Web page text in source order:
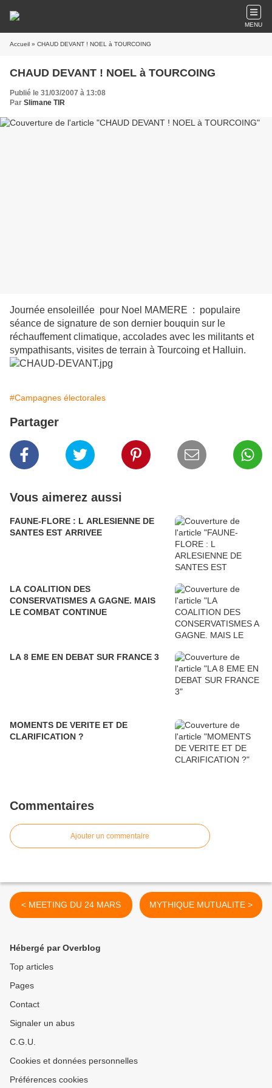
MENU
Accueil » CHAUD DEVANT ! NOEL à TOURCOING
CHAUD DEVANT ! NOEL à TOURCOING
Publié le 31/03/2007 à 13:08
Par Slimane TIR
Journée ensoleillée pour Noel MAMERE : populaire
séance de signature de son dernier bouquin sur le
réchauffement climatique, accolades avec les militants et
sympathisants, visites de terrain à Tourcoing et Halluin.
#Campagnes électorales
Partager
Vous aimerez aussi
FAUNE-FLORE : L ARLESIENNE DE
SANTES EST ARRIVEE
LA COALITION DES
CONSERVATISMES A GAGNE. MAIS
LE COMBAT CONTINUE
LA 8 EME EN DEBAT SUR FRANCE 3
MOMENTS DE VERITE ET DE
CLARIFICATION ?
Commentaires
Ajouter un commentaire
< MEETING DU 24 MARS MYTHIQUE MUTUALITE >
Hébergé par Overblog
Top articles
Pages
Contact
Signaler un abus
C.G.U.
Cookies et données personnelles
Préférences cookies